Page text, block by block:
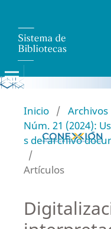
Inicio / Archivos
Núm. 21 (2024):
s del archivo
/
Artículos